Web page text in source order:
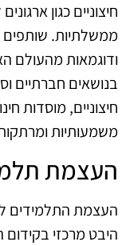
חיצוניים כגון
ממשלתיות. שותפים
ודוגמאות מהעולם
בנושאים חברתיים
חיצוניים, מוסדות
משמעותיות
העצמת
העצמת התלמידים
היבט מרכזי